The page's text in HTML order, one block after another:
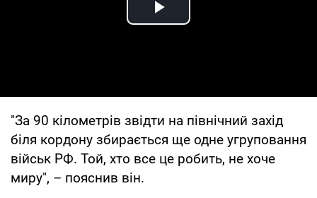
Play Video
"За 90 кілометрів звідти на північний захід
біля кордону збирається ще одне угруповання
військ РФ. Той, хто все це робить, не хоче
миру", – пояснив він.